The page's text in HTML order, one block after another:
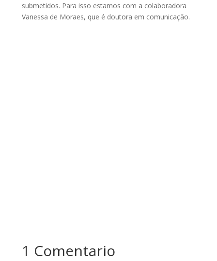
submetidos. Para isso estamos com a colaboradora
Vanessa de Moraes, que é doutora em comunicação.
1 Comentario